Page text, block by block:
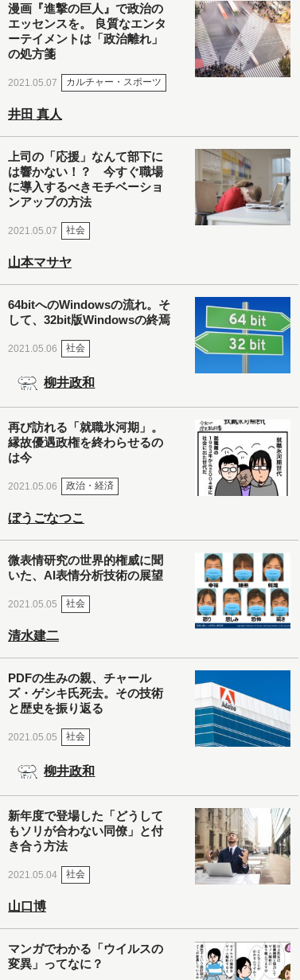
漫画『進撃の巨人』で政治の
エッセンスを。 良質なエンタ
ーテイメントは「政治離れ」
の処方箋
2021.05.07 カルチャー・スポーツ
井田 真人
上司の「応援」なんて部下に
は響かない！？ 今すぐ職場
に導入するべきモチベーショ
ンアップの方法
2021.05.07 社会
山本マサヤ
64bitへのWindowsの流れ。そ
して、32bit版Windowsの終焉
2021.05.06 社会
柳井政和
再び訪れる「就職氷河期」。
縁故優遇政権を終わらせるの
は今
2021.05.06 政治・経済
ぼうごなつこ
微表情研究の世界的権威に聞
いた、AI表情分析技術の展望
2021.05.05 社会
清水建二
PDFの生みの親、チャール
ズ・ゲシキ氏死去。その技術
と歴史を振り返る
2021.05.05 社会
柳井政和
新年度で登場した「どうして
もソリが合わない同僚」と付
き合う方法
2021.05.04 社会
山口博
マンガでわかる「ウイルスの
変異」ってなに？